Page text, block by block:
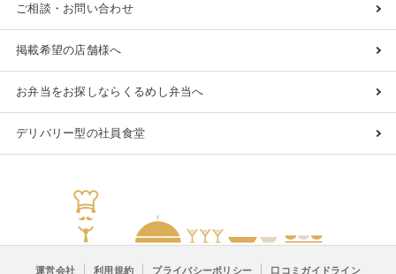
ご相談・お問い合わせ
掲載希望の店舗様へ
お弁当をお探しならくるめし弁当へ
デリバリー型の社員食堂
運営会社 利用規約 プライバシーポリシー 口コミガイドライン